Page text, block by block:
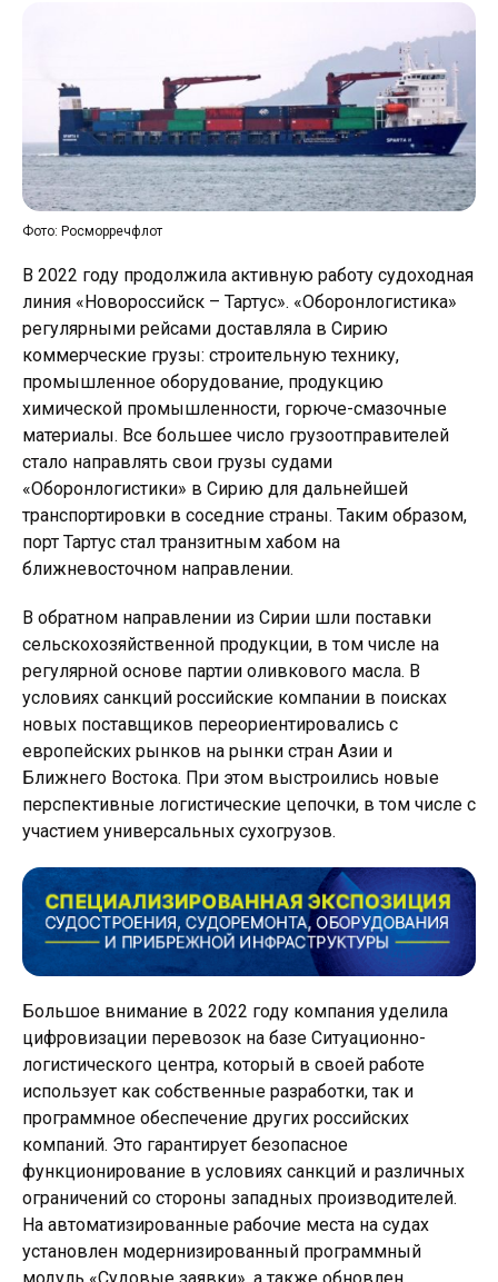
Фото: Росморречфлот
В 2022 году продолжила активную работу судоходная
линия «Новороссийск – Тартус». «Оборонлогистика»
регулярными рейсами доставляла в Сирию
коммерческие грузы: строительную технику,
промышленное оборудование, продукцию
химической промышленности, горюче-смазочные
материалы. Все большее число грузоотправителей
стало направлять свои грузы судами
«Оборонлогистики» в Сирию для дальнейшей
транспортировки в соседние страны. Таким образом,
порт Тартус стал транзитным хабом на
ближневосточном направлении.
В обратном направлении из Сирии шли поставки
сельскохозяйственной продукции, в том числе на
регулярной основе партии оливкового масла. В
условиях санкций российские компании в поисках
новых поставщиков переориентировались с
европейских рынков на рынки стран Азии и
Ближнего Востока. При этом выстроились новые
перспективные логистические цепочки, в том числе с
участием универсальных сухогрузов.
Большое внимание в 2022 году компания уделила
цифровизации перевозок на базе Ситуационно-
логистического центра, который в своей работе
использует как собственные разработки, так и
программное обеспечение других российских
компаний. Это гарантирует безопасное
функционирование в условиях санкций и различных
ограничений со стороны западных производителей.
На автоматизированные рабочие места на судах
установлен модернизированный программный
модуль «Судовые заявки», а также обновлен